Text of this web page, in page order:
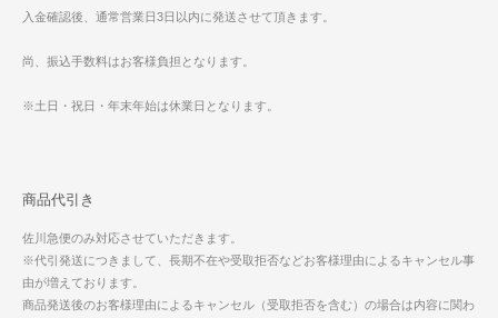
入金確認後、通常営業日3日以内に発送させて頂きます。
尚、振込手数料はお客様負担となります。
※土日・祝日・年末年始は休業日となります。
商品代引き
佐川急便のみ対応させていただきます。
※代引発送につきまして、長期不在や受取拒否などお客様理由によるキャンセル事
由が増えております。
商品発送後のお客様理由によるキャンセル（受取拒否を含む）の場合は内容に関わ